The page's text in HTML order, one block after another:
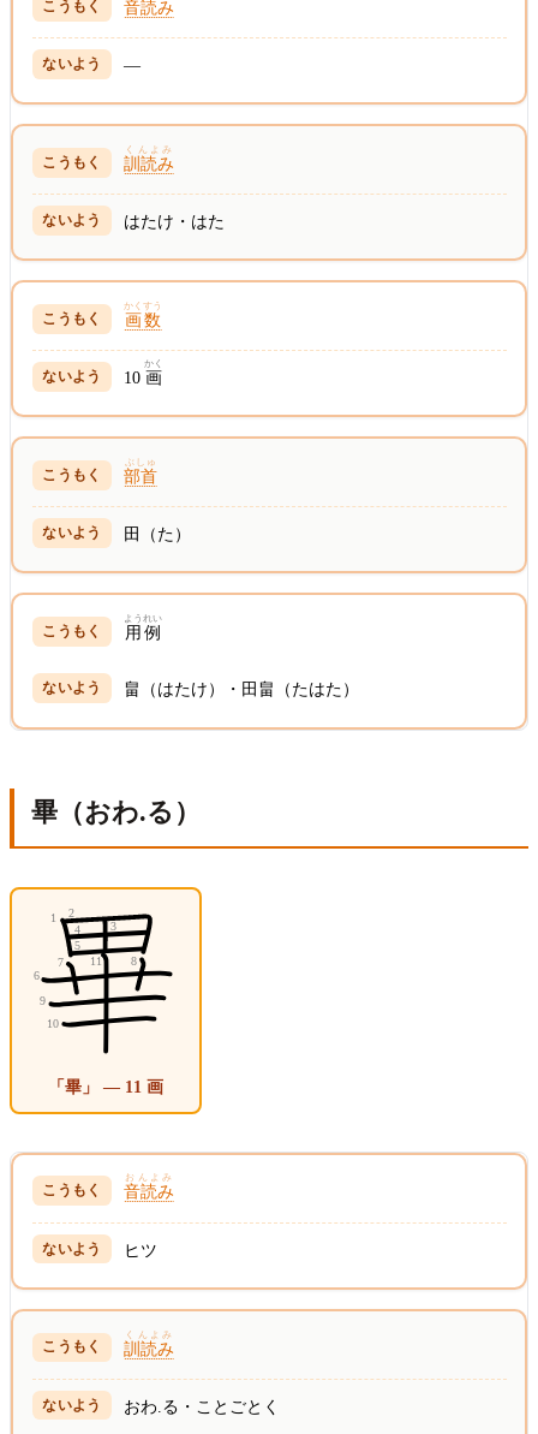
音読み
—
訓読み
くんよみ
はたけ・はた
画数
かくすう
10 画
かく
部首
ぶしゅ
田（た）
用例
ようれい
畠（はたけ）・田畠（たはた）
畢（おわ.る）
「畢」 — 11 画
音読み
おんよみ
ヒツ
訓読み
くんよみ
おわ.る・ことごとく